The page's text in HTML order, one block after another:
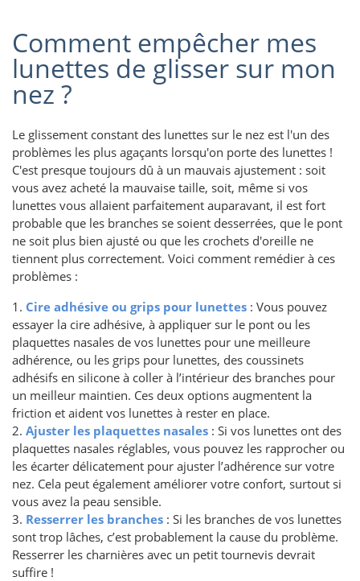
Comment empêcher mes
lunettes de glisser sur mon
nez ?
Le glissement constant des lunettes sur le nez est l'un des
problèmes les plus agaçants lorsqu'on porte des lunettes !
C'est presque toujours dû à un mauvais ajustement : soit
vous avez acheté la mauvaise taille, soit, même si vos
lunettes vous allaient parfaitement auparavant, il est fort
probable que les branches se soient desserrées, que le pont
ne soit plus bien ajusté ou que les crochets d'oreille ne
tiennent plus correctement. Voici comment remédier à ces
problèmes :
1. Cire adhésive ou grips pour lunettes : Vous pouvez
essayer la cire adhésive, à appliquer sur le pont ou les
plaquettes nasales de vos lunettes pour une meilleure
adhérence, ou les grips pour lunettes, des coussinets
adhésifs en silicone à coller à l’intérieur des branches pour
un meilleur maintien. Ces deux options augmentent la
friction et aident vos lunettes à rester en place.
2. Ajuster les plaquettes nasales : Si vos lunettes ont des
plaquettes nasales réglables, vous pouvez les rapprocher ou
les écarter délicatement pour ajuster l’adhérence sur votre
nez. Cela peut également améliorer votre confort, surtout si
vous avez la peau sensible.
3. Resserrer les branches : Si les branches de vos lunettes
sont trop lâches, c’est probablement la cause du problème.
Resserrer les charnières avec un petit tournevis devrait
suffire !